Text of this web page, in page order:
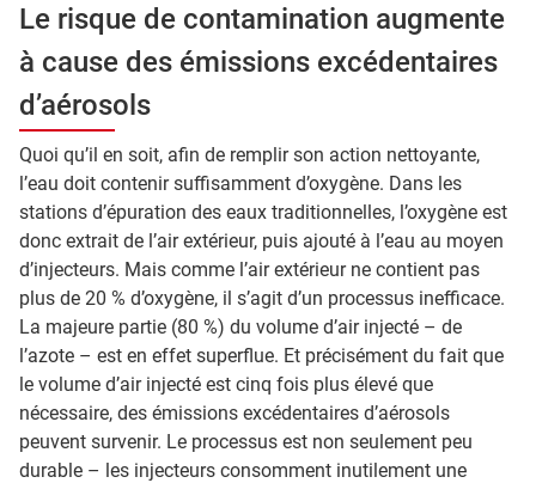
Le risque de contamination augmente
à cause des émissions excédentaires
d’aérosols
Quoi qu’il en soit, afin de remplir son action nettoyante,
l’eau doit contenir suffisamment d’oxygène. Dans les
stations d’épuration des eaux traditionnelles, l’oxygène est
donc extrait de l’air extérieur, puis ajouté à l’eau au moyen
d’injecteurs. Mais comme l’air extérieur ne contient pas
plus de 20 % d’oxygène, il s’agit d’un processus inefficace.
La majeure partie (80 %) du volume d’air injecté – de
l’azote – est en effet superflue. Et précisément du fait que
le volume d’air injecté est cinq fois plus élevé que
nécessaire, des émissions excédentaires d’aérosols
peuvent survenir. Le processus est non seulement peu
durable – les injecteurs consomment inutilement une